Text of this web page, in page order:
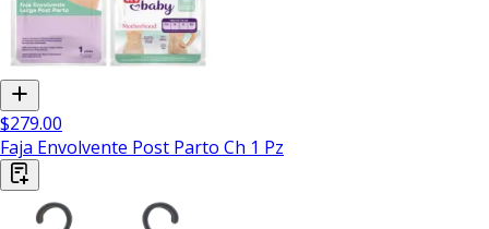
$279.00
Faja Envolvente Post Parto Ch 1 Pz